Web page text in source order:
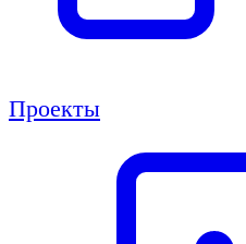
Проекты